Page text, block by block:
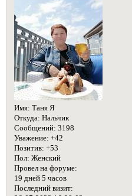
Имя: Таня Я
Откуда: Нальчик
Сообщений: 3198
Уважение: +42
Позитив: +53
Пол: Женский
Провел на форуме:
19 дней 5 часов
Последний визит: